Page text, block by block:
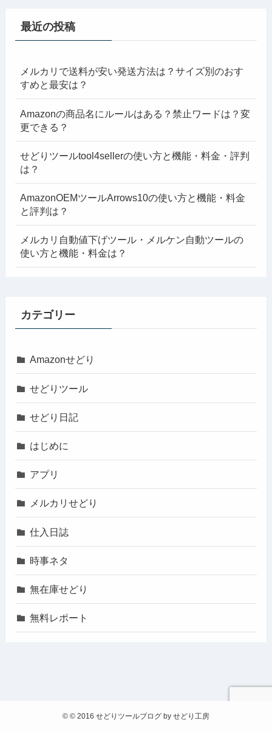
最近の投稿
メルカリで送料が安い発送方法は？サイズ別のおす
すめと最安は？
Amazonの商品名にルールはある？禁止ワードは？変
更できる？
せどりツールtool4sellerの使い方と機能・料金・評判
は？
AmazonOEMツールArrows10の使い方と機能・料金
と評判は？
メルカリ自動値下げツール・メルケン自動ツールの
使い方と機能・料金は？
カテゴリー
Amazonせどり
せどりツール
せどり日記
はじめに
アプリ
メルカリせどり
仕入日誌
時事ネタ
無在庫せどり
無料レポート
© © 2016 せどりツールブログ by せどり工房